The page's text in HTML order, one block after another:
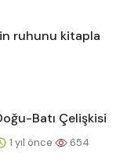
ruhunu kitapla
Batı Çelişkisi
1 yıl önce 654